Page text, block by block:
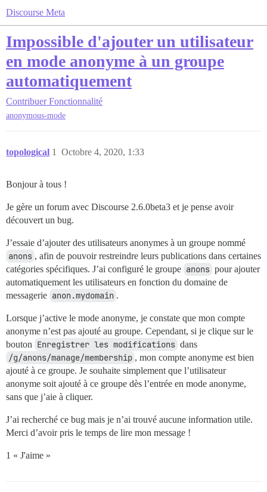
Discourse Meta
Impossible d'ajouter un utilisateur
en mode anonyme à un groupe
automatiquement
Contribuer Fonctionnalité
anonymous-mode
topological Octobre 4, 2020, 1:33
1
Bonjour à tous !
Je gère un forum avec Discourse 2.6.0beta3 et je pense avoir
découvert un bug.
J’essaie d’ajouter des utilisateurs anonymes à un groupe nommé
anons , afin de pouvoir restreindre leurs publications dans certaines
catégories spécifiques. J’ai configuré le groupe anons pour ajouter
automatiquement les utilisateurs en fonction du domaine de
messagerie anon.mydomain .
Lorsque j’active le mode anonyme, je constate que mon compte
anonyme n’est pas ajouté au groupe. Cependant, si je clique sur le
bouton Enregistrer les modifications dans
/g/anons/manage/membership , mon compte anonyme est bien
ajouté à ce groupe. Je souhaite simplement que l’utilisateur
anonyme soit ajouté à ce groupe dès l’entrée en mode anonyme,
sans que j’aie à cliquer.
J’ai recherché ce bug mais je n’ai trouvé aucune information utile.
Merci d’avoir pris le temps de lire mon message !
1 « J'aime »